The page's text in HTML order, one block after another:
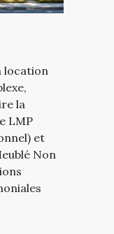
location
la
LMP
et
Non